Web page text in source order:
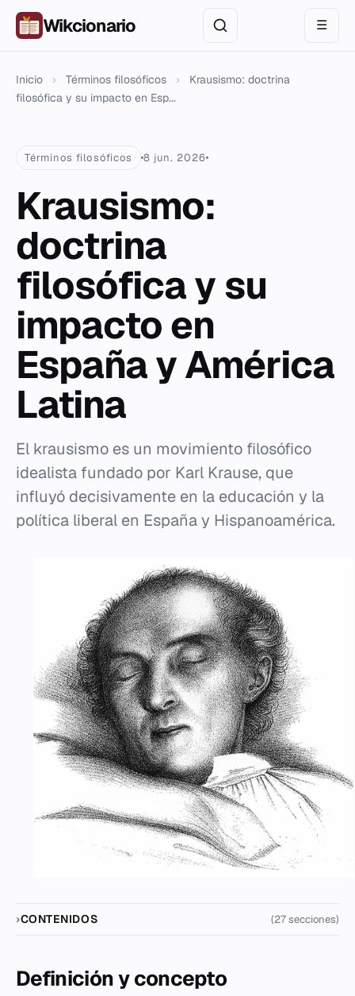
Wikcionario ☰
Inicio › Términos filosóficos ›
Krausismo: doctrina
filosófica y su impacto en Esp...
Términos filosóficos 8 jun. 2026
Krausismo:
doctrina
filosófica y su
impacto en
España y América
Latina
El krausismo es un movimiento filosófico
idealista fundado por Karl Krause, que
influyó decisivamente en la educación y la
política liberal en España y Hispanoamérica.
CONTENIDOS (27 secciones)
Definición y concepto